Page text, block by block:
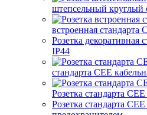
штепсельный круглый
встроенная стандарта
Розетка декоративная
IP44
стандарта СЕЕ
Розетка стандарта
Розетка стандарта